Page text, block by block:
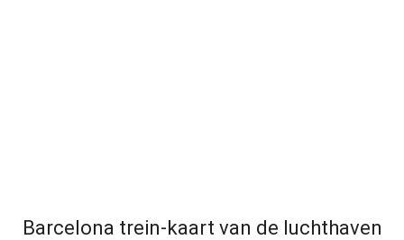
Barcelona trein-kaart van de luchthaven